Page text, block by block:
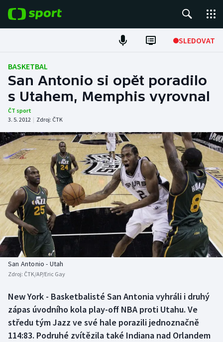
SLEDOVAT
Fotbal
Hokej
Tenis
Atletika
Cyklistika
DALŠÍ SPORTY
Americký fotbal
Baseball a softbal
Basketbal
Biatlon
Boby a skeleton
Box
NEPŘEHLÉDNĚTE
Soutěže
Historické návraty
Aplikace ČT sport
AZ kvíz
BASKETBAL
San Antonio si opět poradilo
s Utahem, Memphis vyrovnal
ČT sport
3. 5. 2012 | Zdroj: ČTK
San Antonio - Utah
Zdroj: ČTK/AP/Eric Gay
New York - Basketbalisté San Antonia vyhráli i druhý
zápas úvodního kola play-off NBA proti Utahu. Ve
středu tým Jazz ve své hale porazili jednoznačně
114:83. Podruhé zvítězila také Indiana nad Orlandem